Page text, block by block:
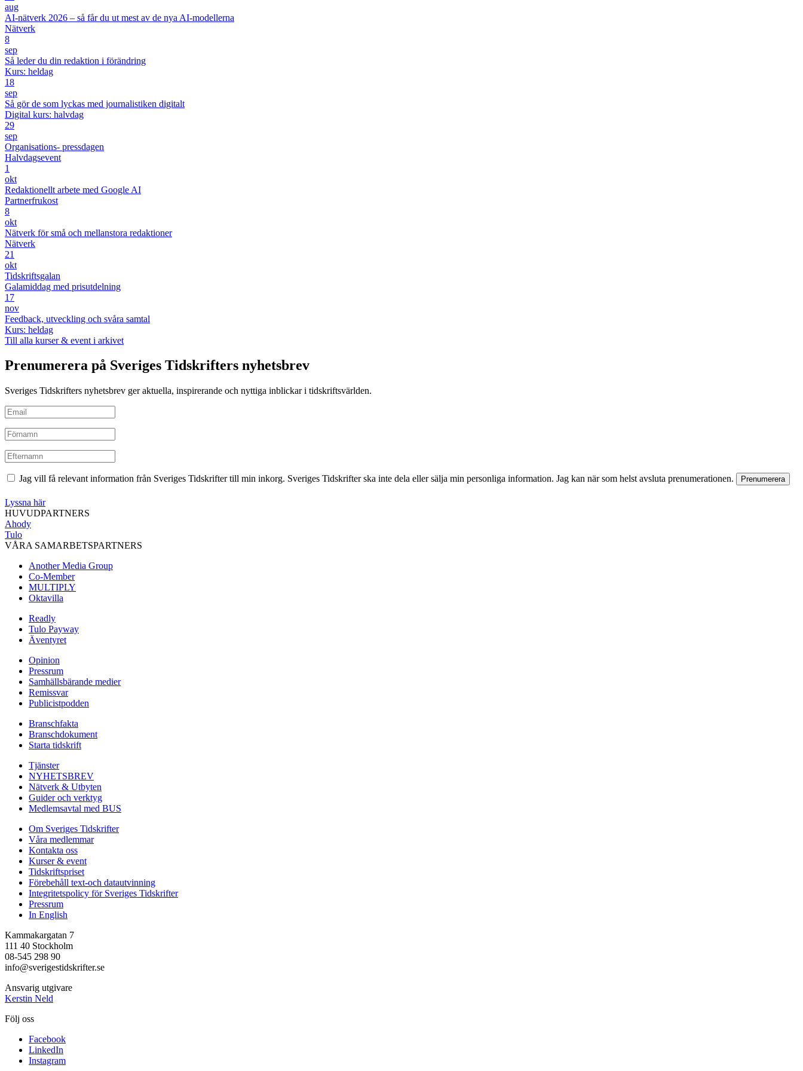
aug
AI-nätverk 2026 – så får du ut mest av de nya AI-modellerna
Nätverk
8
sep
Så leder du din redaktion i förändring
Kurs: heldag
18
sep
Så gör de som lyckas med journalistiken digitalt
Digital kurs: halvdag
29
sep
Organisations- pressdagen
Halvdagsevent
1
okt
Redaktionellt arbete med Google AI
Partnerfrukost
8
okt
Nätverk för små och mellanstora redaktioner
Nätverk
21
okt
Tidskriftsgalan
Galamiddag med prisutdelning
17
nov
Feedback, utveckling och svåra samtal
Kurs: heldag
Till alla kurser & event i arkivet
Prenumerera på Sveriges Tidskrifters nyhetsbrev
Sveriges Tidskrifters nyhetsbrev ger aktuella, inspirerande och nyttiga inblickar i tidskriftsvärlden.
Jag vill få relevant information från Sveriges Tidskrifter till min inkorg. Sveriges Tidskrifter ska inte dela eller sälja min personliga information. Jag kan när som helst avsluta prenumerationen.
Lyssna här
HUVUDPARTNERS
Ahody
Tulo
VÅRA SAMARBETSPARTNERS
Another Media Group
Co-Member
MULTIPLY
Oktavilla
Readly
Tulo Payway
Äventyret
Opinion
Pressrum
Samhällsbärande medier
Remissvar
Publicistpodden
Branschfakta
Branschdokument
Starta tidskrift
Tjänster
NYHETSBREV
Nätverk & Utbyten
Guider och verktyg
Medlemsavtal med BUS
Om Sveriges Tidskrifter
Våra medlemmar
Kontakta oss
Kurser & event
Tidskriftspriset
Förebehåll text-och datautvinning
Integritetspolicy för Sveriges Tidskrifter
Pressrum
In English
Kammakargatan 7
111 40 Stockholm
08-545 298 90
info@sverigestidskrifter.se
Ansvarig utgivare
Kerstin Neld
Följ oss
Facebook
LinkedIn
Instagram